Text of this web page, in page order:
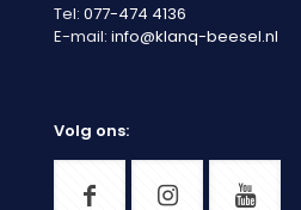
Tel: 077-474 4136
E-mail: info@klanq-beesel.nl
Volg ons: